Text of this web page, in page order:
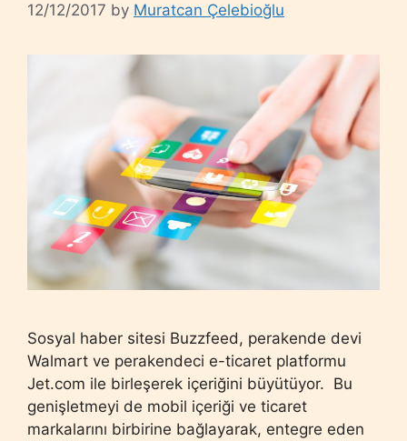
12/12/2017 by Muratcan Çelebioğlu
Sosyal haber sitesi Buzzfeed, perakende devi
Walmart ve perakendeci e-ticaret platformu
Jet.com ile birleşerek içeriğini büyütüyor. Bu
genişletmeyi de mobil içeriği ve ticaret
markalarını birbirine bağlayarak, entegre eden